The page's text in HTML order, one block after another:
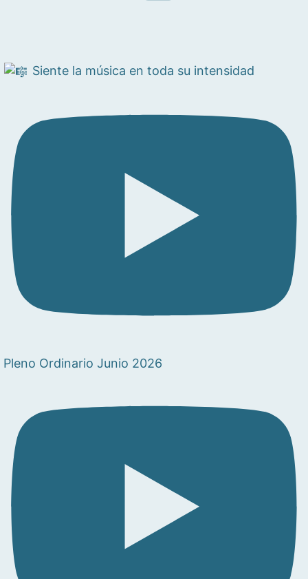
Siente la música en toda su intensidad
Pleno Ordinario Junio 2026